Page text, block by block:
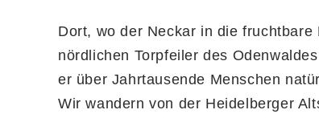
Dort, wo der Neckar in die
nördlichen Torpfeiler des
er über Jahrtausende Menschen
Wir wandern von der Heidelberger